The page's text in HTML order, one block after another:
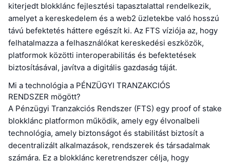
kiterjedt blokklánc fejlesztési tapasztalattal rendelkezik,
amelyet a kereskedelem és a web2 üzletekbe való hosszú
távú befektetés háttere egészít ki. Az FTS víziója az, hogy
felhatalmazza a felhasználókat kereskedési eszközök,
platformok közötti interoperabilitás és befektetések
biztosításával, javítva a digitális gazdaság táját.
Mi a technológia a PÉNZÜGYI TRANZAKCIÓS
RENDSZER mögött?
A Pénzügyi Tranzakciós Rendszer (FTS) egy proof of stake
blokklánc platformon működik, amely egy élvonalbeli
technológia, amely biztonságot és stabilitást biztosít a
decentralizált alkalmazások, rendszerek és társadalmak
számára. Ez a blokklánc keretrendszer célja, hogy